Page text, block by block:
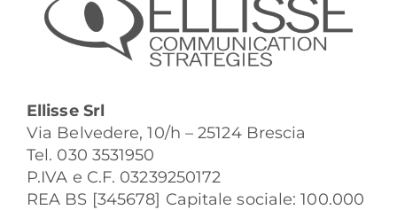
Ellisse Srl
Via Belvedere, 10/h – 25124 Brescia
Tel. 030 3531950
P.IVA e C.F. 03239250172
REA BS [345678] Capitale sociale: 100.000